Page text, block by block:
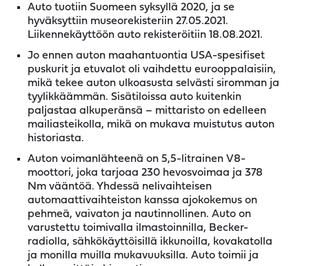
Auto tuotiin Suomeen syksyllä 2020, ja se
hyväksyttiin museorekisteriin 27.05.2021.
Liikennekäyttöön auto rekisteröitiin 18.08.2021.
Jo ennen auton maahantuontia USA-spesifiset
puskurit ja etuvalot oli vaihdettu eurooppalaisiin,
mikä tekee auton ulkoasusta selvästi siromman ja
tyylikkäämmän. Sisätiloissa auto kuitenkin
paljastaa alkuperänsä – mittaristo on edelleen
mailiasteikolla, mikä on mukava muistutus auton
historiasta.
Auton voimanlähteenä on 5,5-litrainen V8-
moottori, joka tarjoaa 230 hevosvoimaa ja 378
Nm vääntöä. Yhdessä nelivaihteisen
automaattivaihteiston kanssa ajokokemus on
pehmeä, vaivaton ja nautinnollinen. Auto on
varustettu toimivalla ilmastoinnilla, Becker-
radiolla, sähkökäyttöisillä ikkunoilla, kovakatolla
ja monilla muilla mukavuuksilla. Auto toimii ja